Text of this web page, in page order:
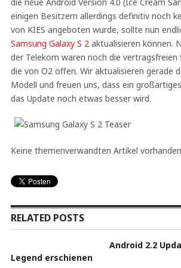
einigen Besitzern allerdings definitiv noch
von KIES angeboten wurde, sollte nun
Samsung Galaxy S 2aktualisieren können.
der Telekom waren noch die vertragsfreien
die von O2 offen. Wir aktualisieren gerade
Modell und freuen uns, dass ein
das Update noch etwas besser wird.
Keine themenverwandten Artikel
RELATED POSTS
Android 2.2
Legend erschienen